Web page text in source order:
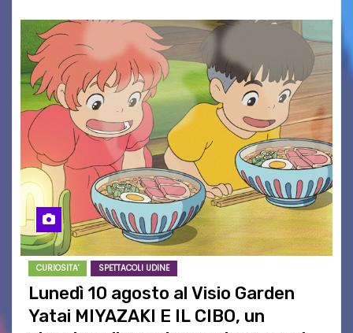
CURIOSITA' SPETTACOLI UDINE
Lunedì 10 agosto al Visio Garden
Yatai MIYAZAKI E IL CIBO, un